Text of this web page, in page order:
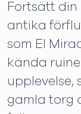
Fortsätt din
antika
som El
kända
upplevelse,
gamla torg